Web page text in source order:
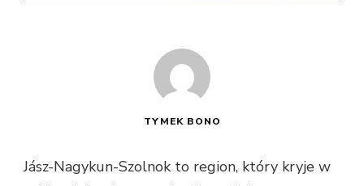
TYMEK BONO
Jász-Nagykun-Szolnok to region, który kryje w